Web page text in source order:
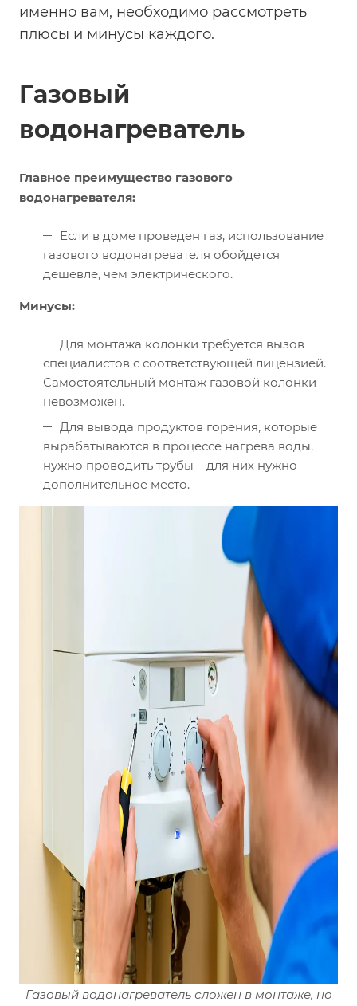
именно вам, необходимо рассмотреть
плюсы и минусы каждого.
Газовый
водонагреватель
Главное преимущество газового
водонагревателя:
Если в доме проведен газ, использование
газового водонагревателя обойдется
дешевле, чем электрического.
Минусы:
Для монтажа колонки требуется вызов
специалистов с соответствующей лицензией.
Самостоятельный монтаж газовой колонки
невозможен.
Для вывода продуктов горения, которые
вырабатываются в процессе нагрева воды,
нужно проводить трубы – для них нужно
дополнительное место.
Газовый водонагреватель сложен в монтаже, но